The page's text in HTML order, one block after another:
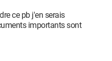
ce pb j'en serais
importants sont